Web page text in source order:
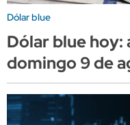
Dólar blue
Dólar blue hoy:
domingo 9 de